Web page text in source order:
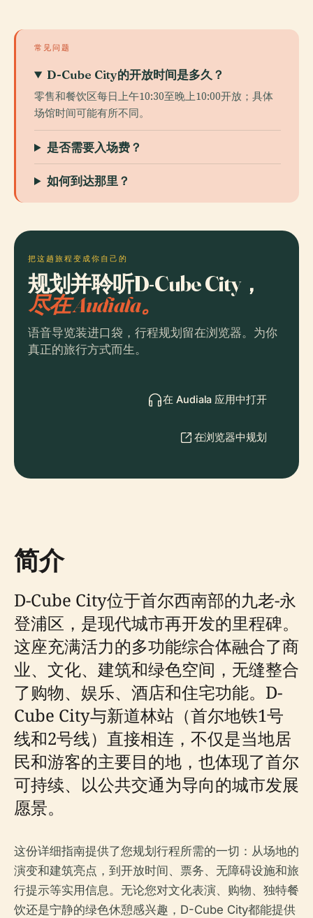
常见问题
D-Cube City的开放时间是多久？
零售和餐饮区每日上午10:30至晚上10:00开放；具体
场馆时间可能有所不同。
是否需要入场费？
如何到达那里？
把这趟旅程变成你自己的
规划并聆听D-Cube City，
尽在 Audiala。
语音导览装进口袋，行程规划留在浏览器。为你
真正的旅行方式而生。
在 Audiala 应用中打开
在浏览器中规划
简介
D-Cube City位于首尔西南部的九老-永
登浦区，是现代城市再开发的里程碑。
这座充满活力的多功能综合体融合了商
业、文化、建筑和绿色空间，无缝整合
了购物、娱乐、酒店和住宅功能。D-
Cube City与新道林站（首尔地铁1号
线和2号线）直接相连，不仅是当地居
民和游客的主要目的地，也体现了首尔
可持续、以公共交通为导向的城市发展
愿景。
这份详细指南提供了您规划行程所需的一切：从场地的
演变和建筑亮点，到开放时间、票务、无障碍设施和旅
行提示等实用信息。无论您对文化表演、购物、独特餐
饮还是宁静的绿色休憩感兴趣，D-Cube City都能提供